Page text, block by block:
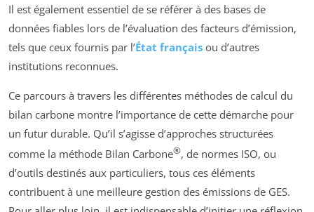
Il est également essentiel de se référer à des bases de
données fiables lors de l’évaluation des facteurs d’émission,
tels que ceux fournis par l’État français ou d’autres
institutions reconnues.
Ce parcours à travers les différentes méthodes de calcul du
bilan carbone montre l’importance de cette démarche pour
un futur durable. Qu’il s’agisse d’approches structurées
comme la méthode Bilan Carbone®, de normes ISO, ou
d’outils destinés aux particuliers, tous ces éléments
contribuent à une meilleure gestion des émissions de GES.